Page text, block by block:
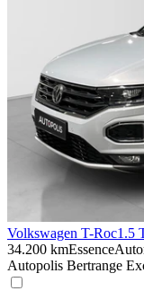
Volkswagen T-Roc1.5
34.200 kmEssence
Autopolis Bertrange